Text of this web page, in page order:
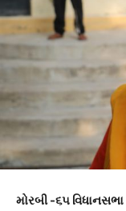
મોરબી -૬૫